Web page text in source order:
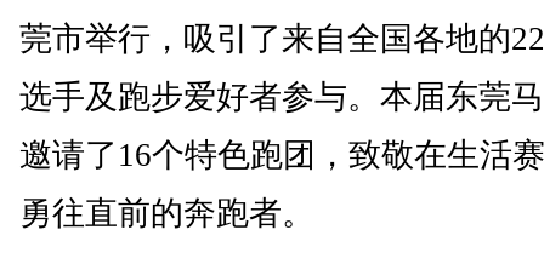
莞市举行，吸引了来自全国各地的
选手及跑步爱好者参与。本届东莞
邀请了16个特色跑团，致敬在生活
勇往直前的奔跑者。